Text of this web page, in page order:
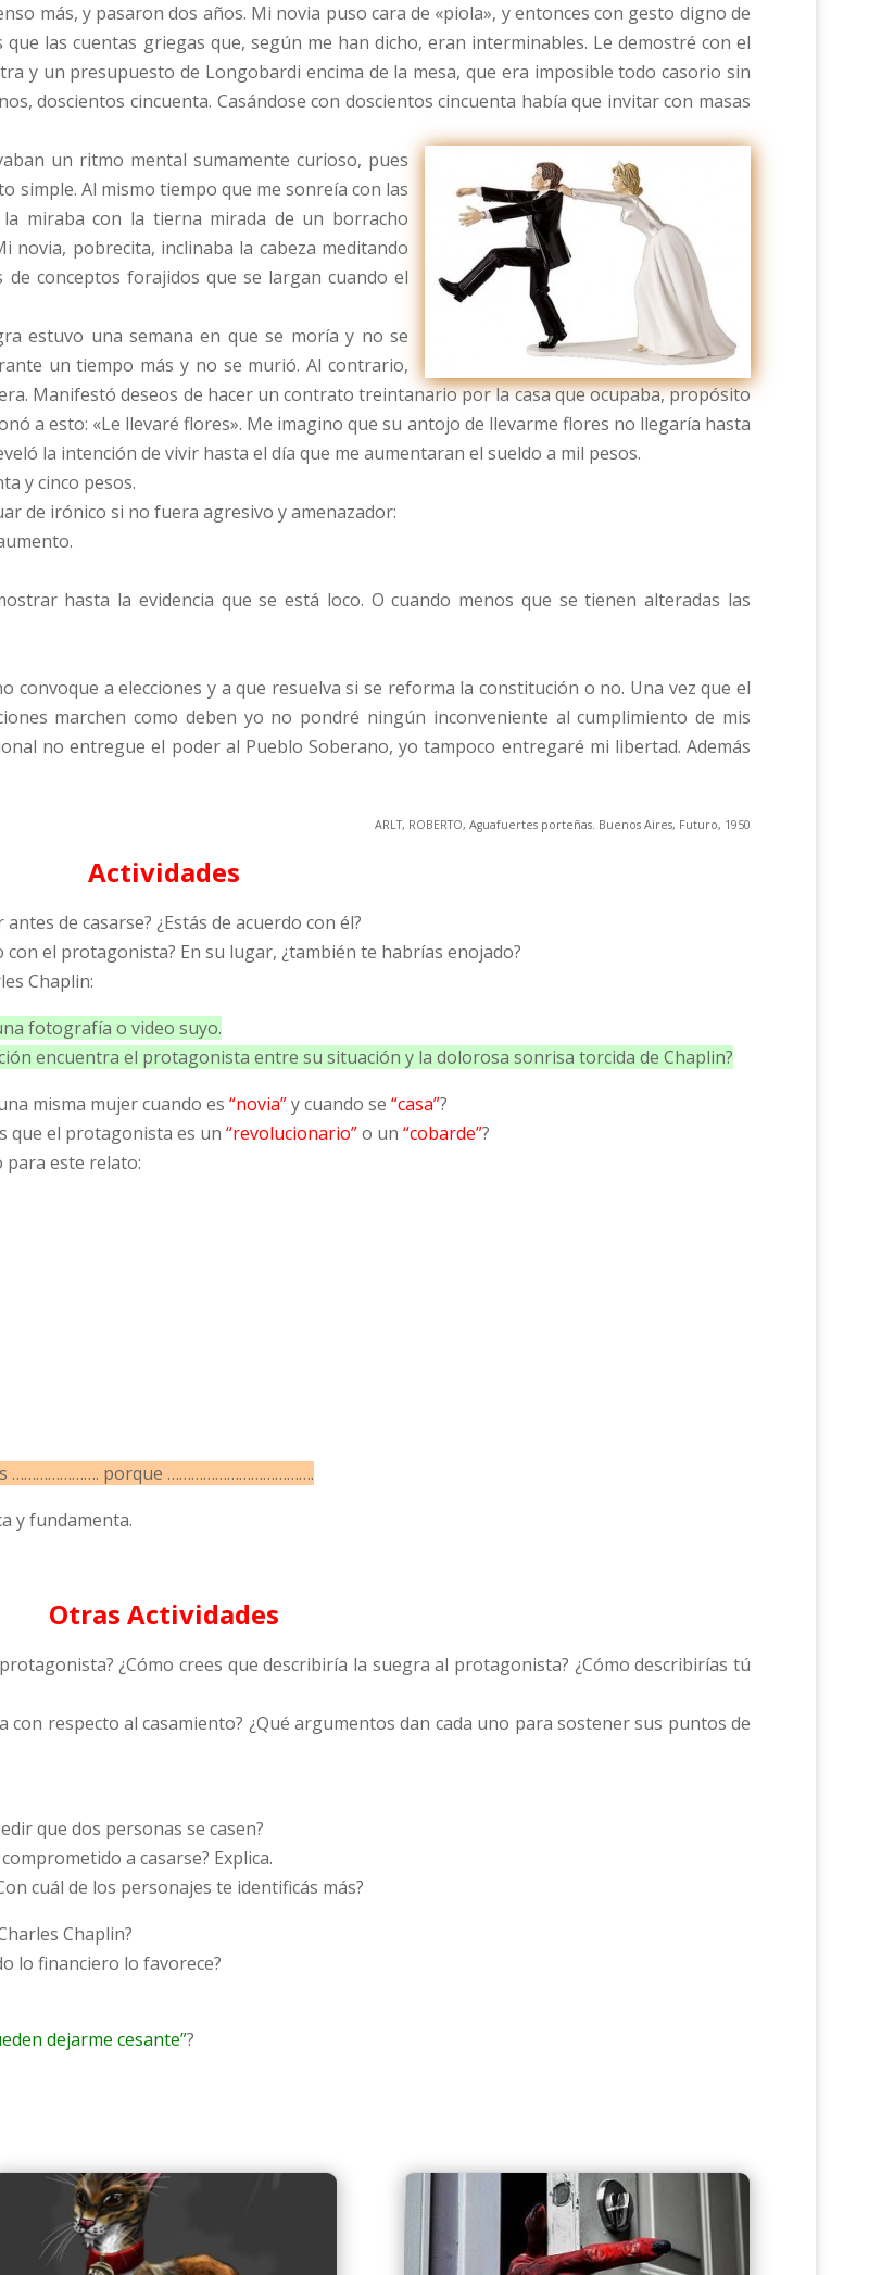
más, y pasaron dos años. Mi novia puso cara de «piola», y entonces con gesto digno de
las cuentas griegas que, según me han dicho, eran interminables. Le demostré con el
y un presupuesto de Longobardi encima de la mesa, que era imposible todo casorio sin
doscientos cincuenta. Casándose con doscientos cincuenta había que invitar con masas
un ritmo mental sumamente curioso, pues
simple. Al mismo tiempo que me sonreía con las
miraba con la tierna mirada de un borracho
novia, pobrecita, inclinaba la cabeza meditando
conceptos forajidos que se largan cuando el
estuvo una semana en que se moría y no se
un tiempo más y no se murió. Al contrario,
Manifestó deseos de hacer un contrato treintanario por la casa que ocupaba, propósito
a esto: «Le llevaré flores». Me imagino que su antojo de llevarme flores no llegaría hasta
la intención de vivir hasta el día que me aumentaran el sueldo a mil pesos.
y cinco pesos.
de irónico si no fuera agresivo y amenazador:
hasta la evidencia que se está loco. O cuando menos que se tienen alteradas las
convoque a elecciones y a que resuelva si se reforma la constitución o no. Una vez que el
marchen como deben yo no pondré ningún inconveniente al cumplimiento de mis
no entregue el poder al Pueblo Soberano, yo tampoco entregaré mi libertad. Además
ARLT, ROBERTO, Aguafuertes porteñas. Buenos Aires, Futuro, 1950
Actividades
de casarse? ¿Estás de acuerdo con él?
el protagonista? En su lugar, ¿también te habrías enojado?
Chaplin:
fotografía o video suyo.
encuentra el protagonista entre su situación y la dolorosa sonrisa torcida de Chaplin?
misma mujer cuando es “novia”y cuando se “casa”?
que el protagonista es un “revolucionario”o un “cobarde”?
para este relato:
…………………. porque ……………………………….
y fundamenta.
Otras Actividades
¿Cómo crees que describiría la suegra al protagonista? ¿Cómo describirías tú
respecto al casamiento? ¿Qué argumentos dan cada uno para sostener sus puntos de
que dos personas se casen?
a casarse? Explica.
cuál de los personajes te identificás más?
Chaplin?
lo financiero lo favorece?
dejarme cesante”?